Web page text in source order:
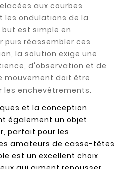
aux courbes
les ondulations de la
est simple en
puis réassembler ces
la solution exige une
d'observation et de
mouvement doit être
les enchevêtrements.
et la conception
également un objet
parfait pour les
amateurs de casse-têtes
est un excellent choix